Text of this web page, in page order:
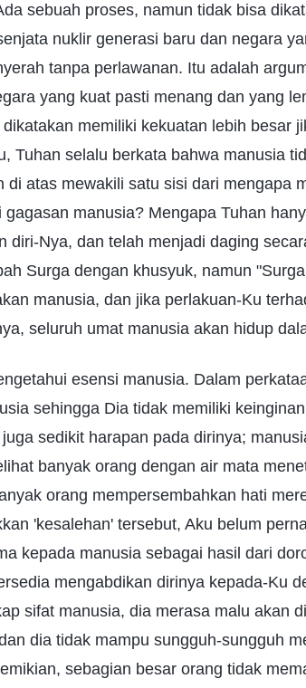
sebuah proses, namun tidak bisa
nuklir generasi baru dan negara
tanpa perlawanan. Itu adalah
yang kuat pasti menang dan yang
dikatakan memiliki kekuatan lebih besar
Tuhan selalu berkata bahwa manusia
di atas mewakili satu sisi dari mengapa
gagasan manusia? Mengapa Tuhan
diri-Nya, dan telah menjadi daging
Surga dengan khusyuk, namun
manusia, dan jika perlakuan-Ku
seluruh umat manusia akan hidup
esensi manusia. Dalam
sehingga Dia tidak memiliki
sedikit harapan pada dirinya;
banyak orang dengan air mata
orang mempersembahkan hati
'kesalehan' tersebut, Aku belum
kepada manusia sebagai hasil dari
mengabdikan dirinya kepada-Ku
sifat manusia, dia merasa malu akan
dia tidak mampu sungguh-sungguh
sebagian besar orang tidak